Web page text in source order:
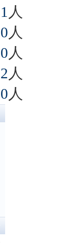
1 人
0 人
0 人
2 人
0 人